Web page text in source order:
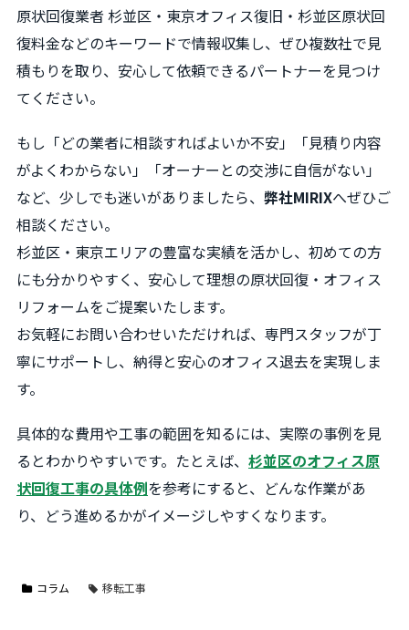
原状回復業者 杉並区・東京オフィス復旧・杉並区原状回
復料金などのキーワードで情報収集し、ぜひ複数社で見
積もりを取り、安心して依頼できるパートナーを見つけ
てください。
もし「どの業者に相談すればよいか不安」「見積り内容
がよくわからない」「オーナーとの交渉に自信がない」
など、少しでも迷いがありましたら、 弊社MIRIXへぜひご
相談ください。
杉並区・東京エリアの豊富な実績を活かし、初めての方
にも分かりやすく、安心して理想の原状回復・オフィス
リフォームをご提案いたします。
お気軽にお問い合わせいただければ、専門スタッフが丁
寧にサポートし、納得と安心のオフィス退去を実現しま
す。
具体的な費用や工事の範囲を知るには、実際の事例を見
るとわかりやすいです。たとえば、 杉並区のオフィス原
状回復工事の具体例を参考にすると、どんな作業があ
り、どう進めるかがイメージしやすくなります。
コラム 移転工事